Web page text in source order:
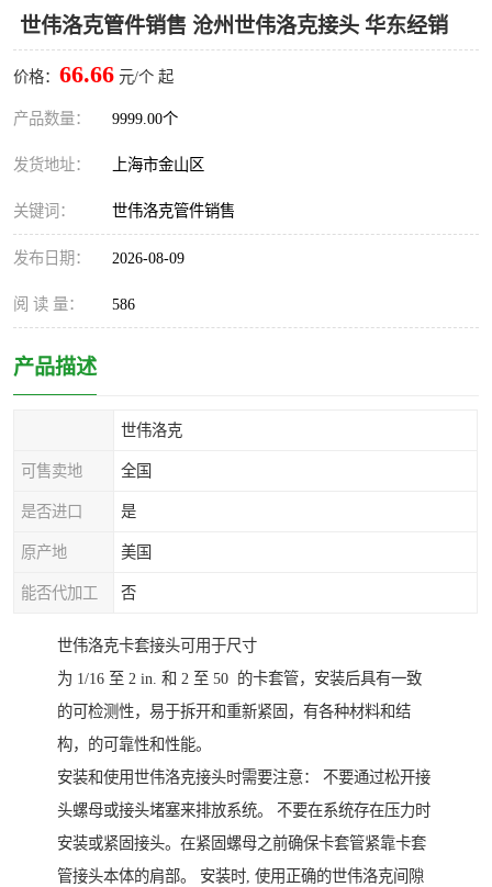
世伟洛克管件销售 沧州世伟洛克接头 华东经销
价格： 66.66 元/个 起
产品数量： 9999.00个
发货地址： 上海市金山区
关键词： 世伟洛克管件销售
发布日期： 2026-08-09
阅 读 量： 586
产品描述
世伟洛克
可售卖地 全国
是否进口 是
原产地 美国
能否代加工 否
世伟洛克卡套接头可用于尺寸
为 1/16 至 2 in. 和 2 至 50 的卡套管，安装后具有一致
的可检测性，易于拆开和重新紧固，有各种材料和结
构，的可靠性和性能。
安装和使用世伟洛克接头时需要注意： 不要通过松开接
头螺母或接头堵塞来排放系统。 不要在系统存在压力时
安装或紧固接头。在紧固螺母之前确保卡套管紧靠卡套
管接头本体的肩部。 安装时, 使用正确的世伟洛克间隙